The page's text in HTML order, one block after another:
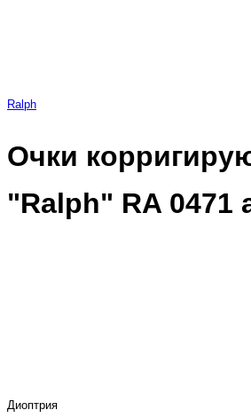
Ralph
Очки
"Ralph" RA 0471
Диоптрия